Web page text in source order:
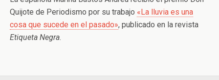
Quijote de Periodismo por su trabajo «La lluvia es una
cosa que sucede en el pasado», publicado en la revista
Etiqueta Negra.